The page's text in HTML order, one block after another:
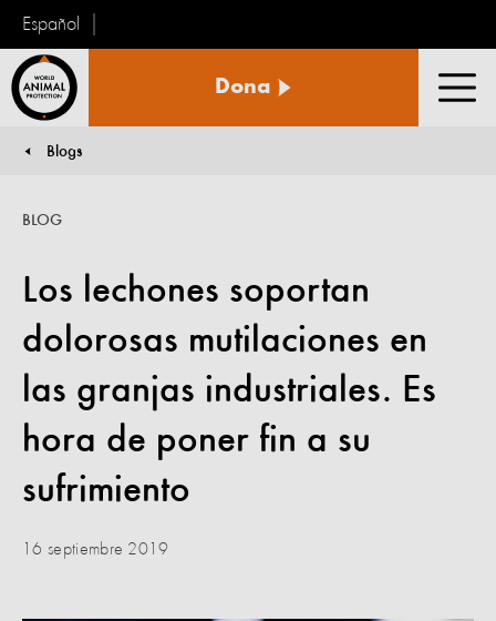
Español
Animal
Dona
You are here:
Blogs
Los lechones soportan
dolorosas mutilaciones en
las granjas industriales. Es
hora de poner fin a su
sufrimiento
BLOG
16 septiembre 2019